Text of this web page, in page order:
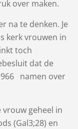
over maken.
na te denken. Je
kerk vrouwen in
toch
dat de
namen over
vrouw geheel in
(Gal3;28) en